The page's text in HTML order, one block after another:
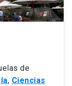
de
, Ciencias